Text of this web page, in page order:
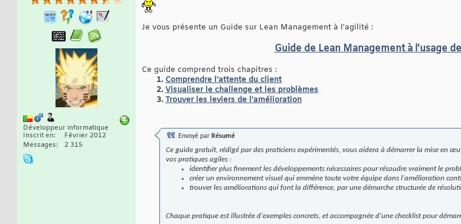
Développeur informatique
Inscrit en
Février 2012
Messages
2 315
Je vous présente un Guide sur Lean Management à l'agilité :
Guide de Lean Management à l'usage
Ce guide comprend trois chapitres :
Comprendre l'attente du client
Visualiser le challenge et les problèmes
Trouver les leviers de l'amélioration
Envoyé par Résumé
Ce guide gratuit, rédigé par des praticiens expérimentés, vous aidera à démarrer la mise en
vos pratiques agiles :
identifier plus finement les développements nécessaires pour résoudre vraiment le
créer un environnement visuel qui emmène toute votre équipe dans l'amélioration
trouver les améliorations qui font la différence, par une démarche structurée de
Chaque pratique est illustrée d'exemples concrets, et accompagnée d'une checklist pour